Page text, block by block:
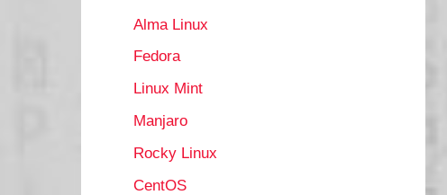
Alma Linux
Fedora
Linux Mint
Manjaro
Rocky Linux
CentOS